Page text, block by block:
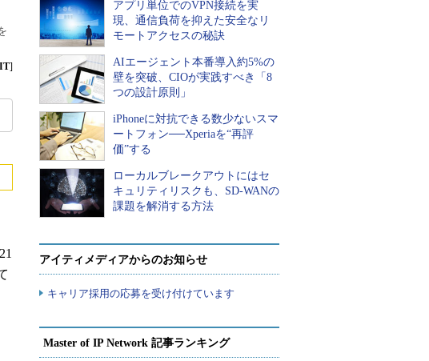
Expert
＆ OSS
of IP Network
& Trust
]
アプリ単位でのVPN接続を実
現、通信負荷を抑えた安全なリ
モートアクセスの秘訣
AIエージェント本番導入約5%の
壁を突破、CIOが実践すべき「8
つの設計原則」
iPhoneに対抗できる数少ないスマ
ートフォン──Xperiaを“再評
価”する
ローカルブレークアウトにはセ
キュリティリスクも、SD-WANの
課題を解消する方法
アイティメディアからのお知らせ
キャリア採用の応募を受け付けています
Master of IP Network 記事ランキング